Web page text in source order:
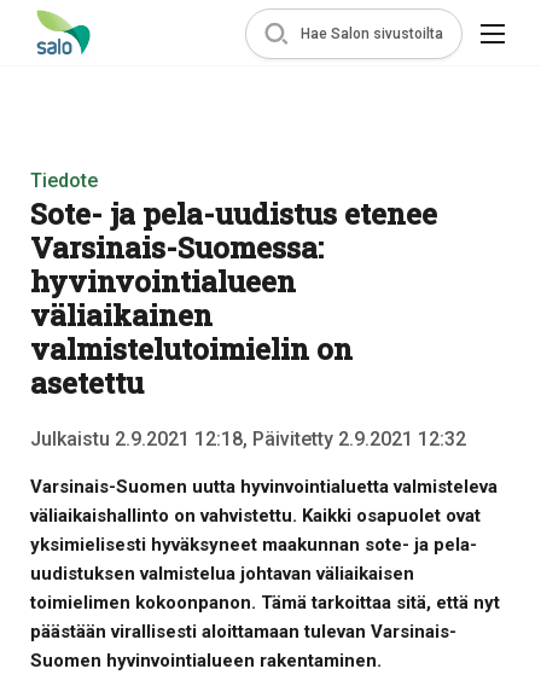
Hae Salon sivustoilta
Tiedote
Sote- ja pela-uudistus etenee
Varsinais-Suomessa:
hyvinvointialueen
väliaikainen
valmistelutoimielin on
asetettu
Julkaistu 2.9.2021 12:18, Päivitetty 2.9.2021 12:32
Varsinais-Suomen uutta hyvinvointialuetta valmisteleva
väliaikaishallinto on vahvistettu. Kaikki osapuolet ovat
yksimielisesti hyväksyneet maakunnan sote- ja pela-
uudistuksen valmistelua johtavan väliaikaisen
toimielimen kokoonpanon. Tämä tarkoittaa sitä, että nyt
päästään virallisesti aloittamaan tulevan Varsinais-
Suomen hyvinvointialueen rakentaminen.